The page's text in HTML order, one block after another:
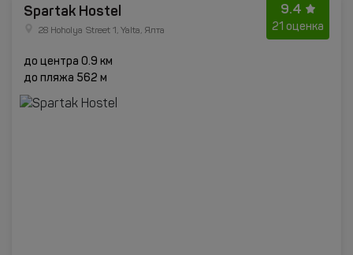
9.4
21 оценка
Spartak Hostel
28 Hoholya Street 1, Yalta, Ялта
до центра 0.9 км
до пляжа 562 м